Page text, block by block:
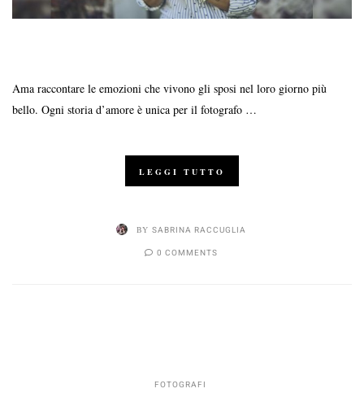
Ama raccontare le emozioni che vivono gli sposi nel loro giorno più
bello. Ogni storia d’amore è unica per il fotografo …
LEGGI TUTTO
BY SABRINA RACCUGLIA
0 COMMENTS
FOTOGRAFI